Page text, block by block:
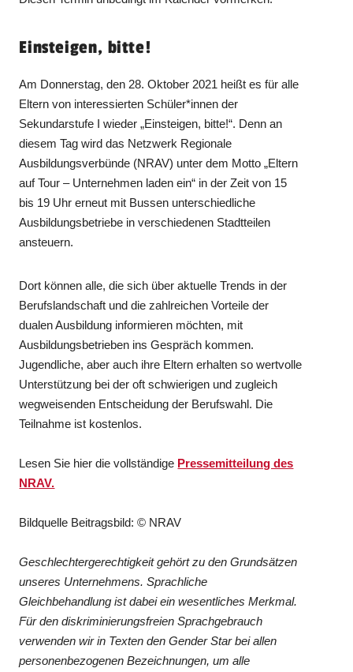
Einsteigen, bitte!
Am Donnerstag, den 28. Oktober 2021 heißt es für alle
Eltern von interessierten Schüler*innen der
Sekundarstufe I wieder „Einsteigen, bitte!“. Denn an
diesem Tag wird das Netzwerk Regionale
Ausbildungsverbünde (NRAV) unter dem Motto „Eltern
auf Tour – Unternehmen laden ein“ in der Zeit von 15
bis 19 Uhr erneut mit Bussen unterschiedliche
Ausbildungsbetriebe in verschiedenen Stadtteilen
ansteuern.
Dort können alle, die sich über aktuelle Trends in der
Berufslandschaft und die zahlreichen Vorteile der
dualen Ausbildung informieren möchten, mit
Ausbildungsbetrieben ins Gespräch kommen.
Jugendliche, aber auch ihre Eltern erhalten so wertvolle
Unterstützung bei der oft schwierigen und zugleich
wegweisenden Entscheidung der Berufswahl. Die
Teilnahme ist kostenlos.
Lesen Sie hier die vollständige Pressemitteilung des
NRAV.
Bildquelle Beitragsbild: © NRAV
Geschlechtergerechtigkeit gehört zu den Grundsätzen
unseres Unternehmens. Sprachliche
Gleichbehandlung ist dabei ein wesentliches Merkmal.
Für den diskriminierungsfreien Sprachgebrauch
verwenden wir in Texten den Gender Star bei allen
personenbezogenen Bezeichnungen, um alle